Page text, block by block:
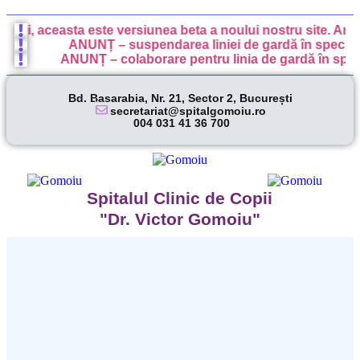
aceasta este versiunea beta a noului nostru site.
ANUNȚ – suspendarea liniei de gardă în
ANUNȚ – colaborare pentru linia de gardă în
Bd. Basarabia, Nr. 21, Sector 2, București
secretariat@spitalgomoiu.ro
004 031 41 36 700
Spitalul Clinic de Copii
"Dr. Victor Gomoiu"